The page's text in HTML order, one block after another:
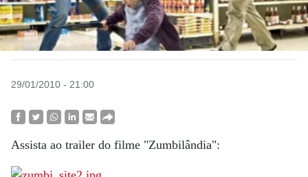
29/01/2010 - 21:00
Assista ao trailer do filme "Zumbilândia":